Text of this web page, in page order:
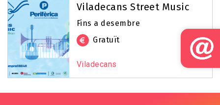
Viladecans Street Music
Fins a desembre
Gratuït
Viladecans